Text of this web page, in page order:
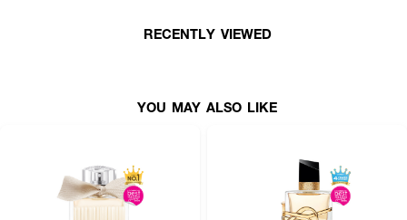
RECENTLY VIEWED
YOU MAY ALSO LIKE